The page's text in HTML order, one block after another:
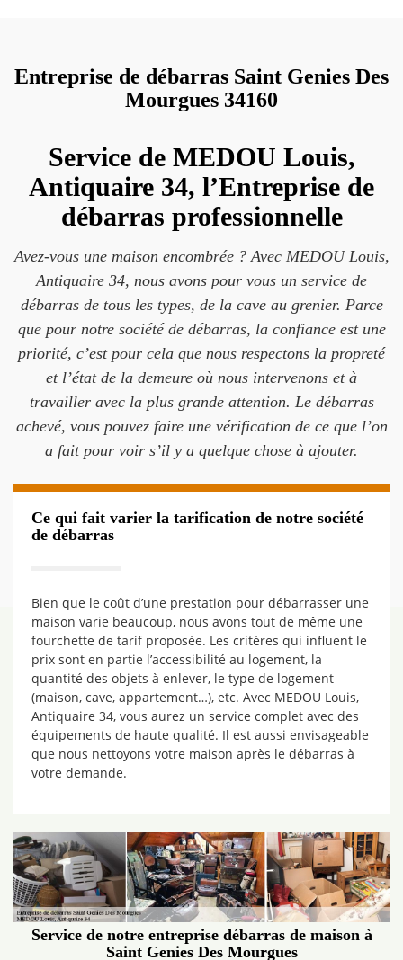
Entreprise de débarras Saint Genies Des
Mourgues 34160
Service de MEDOU Louis,
Antiquaire 34, l’Entreprise de
débarras professionnelle
Avez-vous une maison encombrée ? Avec MEDOU Louis,
Antiquaire 34, nous avons pour vous un service de
débarras de tous les types, de la cave au grenier. Parce
que pour notre société de débarras, la confiance est une
priorité, c’est pour cela que nous respectons la propreté
et l’état de la demeure où nous intervenons et à
travailler avec la plus grande attention. Le débarras
achevé, vous pouvez faire une vérification de ce que l’on
a fait pour voir s’il y a quelque chose à ajouter.
Ce qui fait varier la tarification de notre société
de débarras
Bien que le coût d’une prestation pour débarrasser une
maison varie beaucoup, nous avons tout de même une
fourchette de tarif proposée. Les critères qui influent le
prix sont en partie l’accessibilité au logement, la
quantité des objets à enlever, le type de logement
(maison, cave, appartement…), etc. Avec MEDOU Louis,
Antiquaire 34, vous aurez un service complet avec des
équipements de haute qualité. Il est aussi envisageable
que nous nettoyons votre maison après le débarras à
votre demande.
Service de notre entreprise débarras de maison à
Saint Genies Des Mourgues